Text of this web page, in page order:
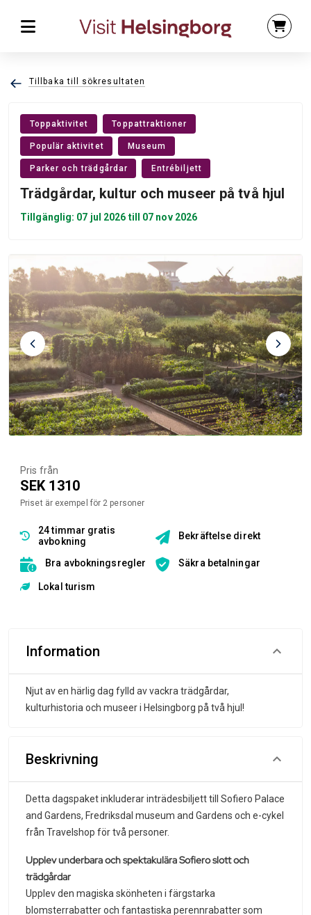
Tillbaka till sökresultaten
Toppaktivitet Toppattraktioner
Populär aktivitet Museum
Parker och trädgårdar Entrébiljett
Trädgårdar, kultur och museer på två hjul
Tillgänglig: 07 jul 2026 till 07 nov 2026
Pris från
SEK 1310
Priset är exempel för 2 personer
24 timmar gratis
avbokning
Bekräftelse direkt
Bra avbokningsregler Säkra betalningar
Lokal turism
Information
Njut av en härlig dag fylld av vackra trädgårdar,
kulturhistoria och museer i Helsingborg på två hjul!
Beskrivning
Detta dagspaket inkluderar inträdesbiljett till Sofiero Palace
and Gardens, Fredriksdal museum and Gardens och e-cykel
från Travelshop för två personer.
Upplev underbara och spektakulära Sofiero slott och
trädgårdar
Upplev den magiska skönheten i färgstarka
blomsterrabatter och fantastiska perennrabatter som